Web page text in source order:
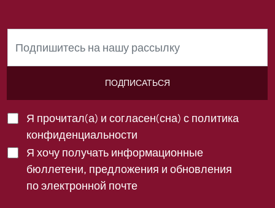
ПОДПИСАТЬСЯ
Я прочитал(а) и согласен(сна) с политика
конфиденциальности
Я хочу получать информационные
бюллетени, предложения и обновления
по электронной почте